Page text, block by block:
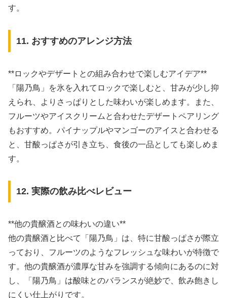
す。
11. おすすめのアレンジ方法
**ロックやデザートとの組み合わせで楽しむアイデア**
「陽乃鳥」を氷を入れてロックで楽しむと、甘みが少し抑
えられ、よりさっぱりとした味わいが楽しめます。また、
フルーツやアイスクリームと合わせたデザートペアリング
もおすすめ。パイナップルやマンゴーのアイスと合わせる
と、甘酸っぱさが引き立ち、食後の一品としても楽しめま
す。
12. 実際の飲み比べレビュー
**他の貴醸酒との味わいの違い**
他の貴醸酒と比べて「陽乃鳥」は、特に甘酸っぱさが際立
っており、フルーツのようなフレッシュな味わいが特徴で
す。他の貴醸酒が濃厚な甘みを強調する傾向にあるのに対
し、「陽乃鳥」は酸味とのバランスが絶妙で、飲み飽きし
にくい仕上がりです。